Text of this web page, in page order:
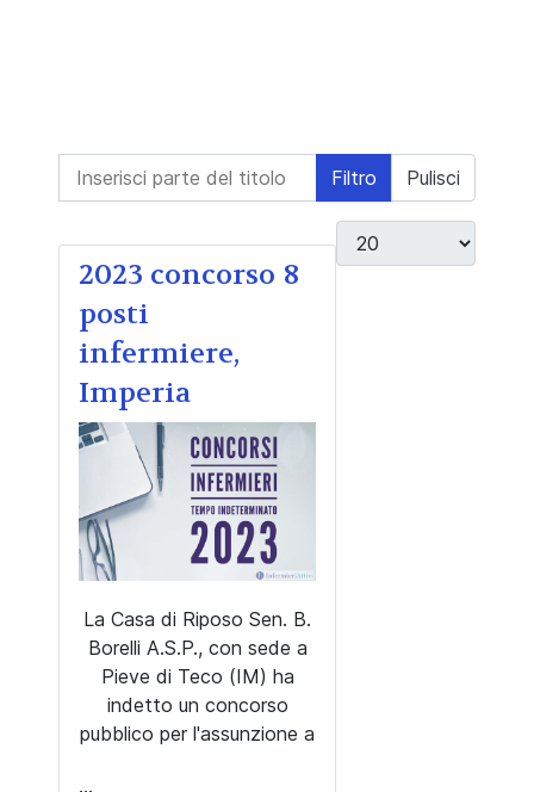
Inserisci parte del titolo Filtro Pulisci
Visualizza #
2023 concorso 8
posti
infermiere,
Imperia
La Casa di Riposo Sen. B.
Borelli A.S.P., con sede a
Pieve di Teco (IM) ha
indetto un concorso
pubblico per l'assunzione a
...